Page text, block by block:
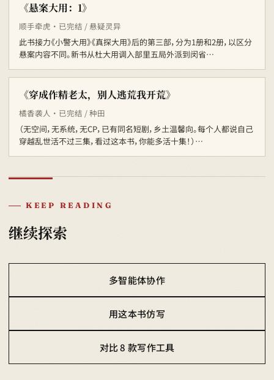
《悬案大用：1》
顺手牵虎 · 已完结 / 悬疑灵异
此书接力《小警大用》《真探大用》后的第三部，分为1册和2册，以区分
悬案内容不同。新书从杜大用调入部里五局外派到闵省…
《穿成作精老太，别人逃荒我开荒》
橘香袭人 · 已完结 / 种田
（无空间，无系统，无CP，已有同名短剧，乡土温馨向。每个人都说自己
穿越乱世活不过三集，看过这本书，你能多活十集！）…
KEEP READING
继续探索
多智能体协作
用这本书仿写
对比 8 款写作工具